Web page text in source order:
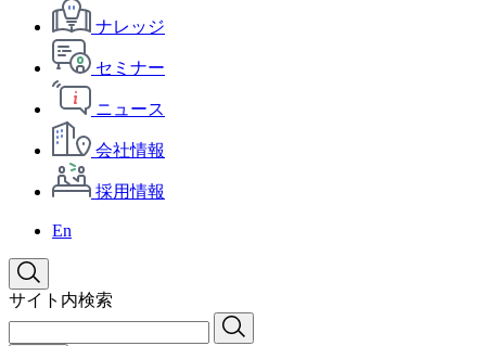
ナレッジ
セミナー
ニュース
会社情報
採用情報
En
サイト内検索